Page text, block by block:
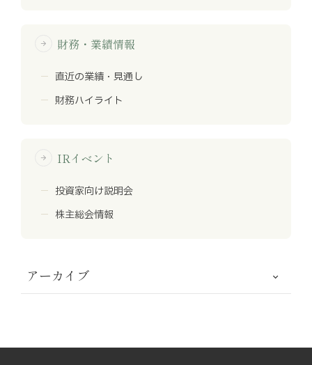
arrow_forward 財務・業績情報
直近の業績・見通し
財務ハイライト
arrow_forward IRイベント
投資家向け説明会
株主総会情報
アーカイブ